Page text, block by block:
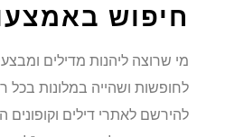
חיפוש
מי שרוצה ליהנות מדילים
לחופשות ושהייה במלונות בכל
להירשם לאתרי דילים וקופונים